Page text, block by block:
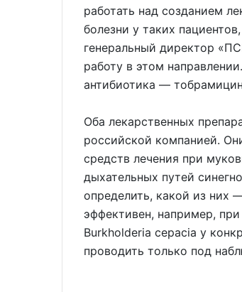
работать над созданием
болезни у таких
генеральный директор
работу в этом
антибиотика —
Оба лекарственных
российской компанией.
средств лечения при
дыхательных путей
определить, какой из них
эффективен, например,
Burkholderia cepacia у
проводить только под